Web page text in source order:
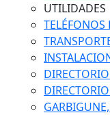
UTILIDADES
TELÉFONOS